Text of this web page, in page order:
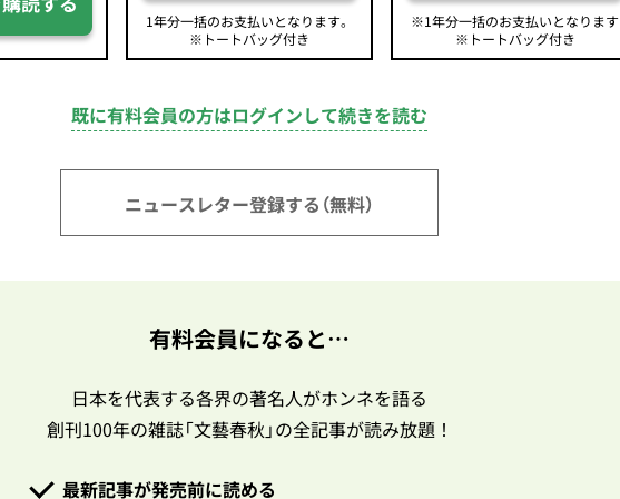
1年分一括のお支払いとなります。
※トートバッグ付き
※1年分一括のお支払いとなります
※トートバッグ付き
既に有料会員の方はログインして続きを読む
ニュースレター登録する（無料）
有料会員になると…
日本を代表する各界の著名人がホンネを語る
創刊100年の雑誌「文藝春秋」の全記事が読み放題！
最新記事が発売前に読める